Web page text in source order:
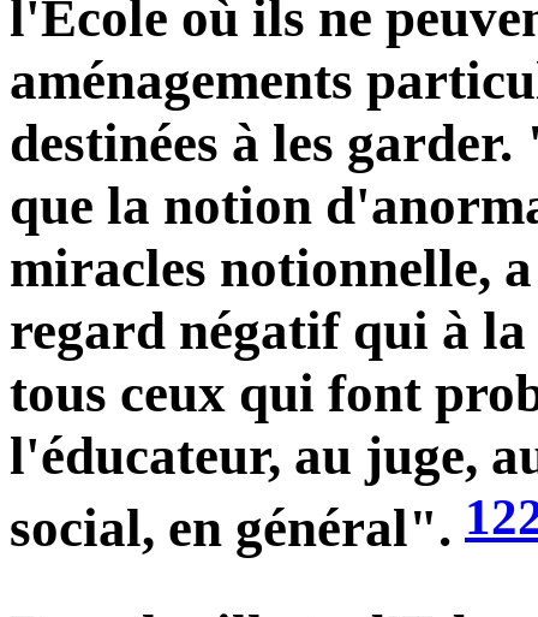
l'Ecole où ils ne
aménagements
destinées à les
que la notion
miracles notionnelle,
regard négatif qui à
tous ceux qui font
l'éducateur, au juge,
social, en général".